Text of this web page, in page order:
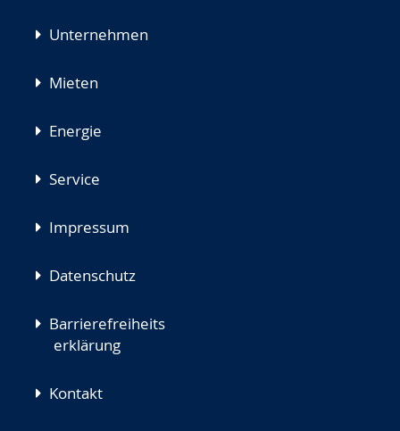
Unternehmen
Mieten
Energie
Service
Impressum
Datenschutz
Barrierefreiheits
erklärung
Kontakt